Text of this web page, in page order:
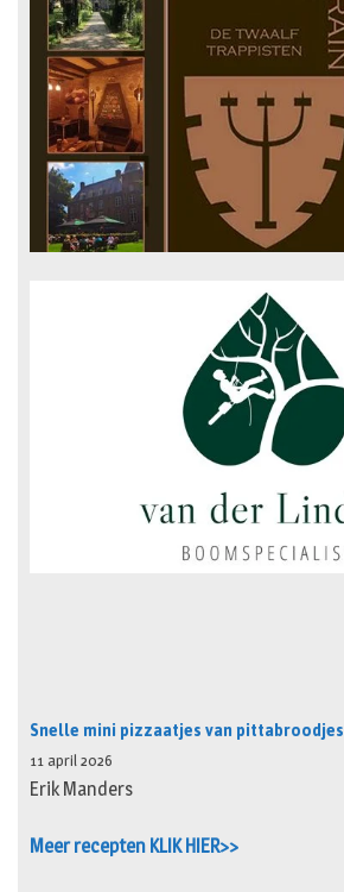
Snelle mini pizzaatjes van pittabroodjes
11 april 2026
Erik Manders
Meer recepten KLIK HIER>>